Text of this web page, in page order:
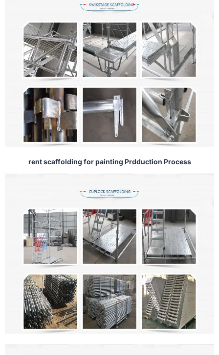
rent scaffolding for painting Prdduction Process